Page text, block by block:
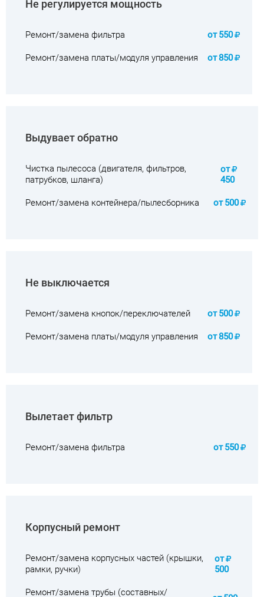
Не регулируется мощность
Ремонт/замена фильтра от 550
Ремонт/замена платы/модуля управления от850
Выдувает обратно
Чистка пылесоса (двигателя, фильтров,
патрубков, шланга)
от
450
Ремонт/замена контейнера/пылесборника от 500
Не выключается
Ремонт/замена кнопок/переключателей от 500
Ремонт/замена платы/модуля управления от850
Вылетает фильтр
Ремонт/замена фильтра от 550
Корпусный ремонт
Ремонт/замена корпусных частей (крышки,
рамки, ручки)
от
500
Ремонт/замена трубы (составных/